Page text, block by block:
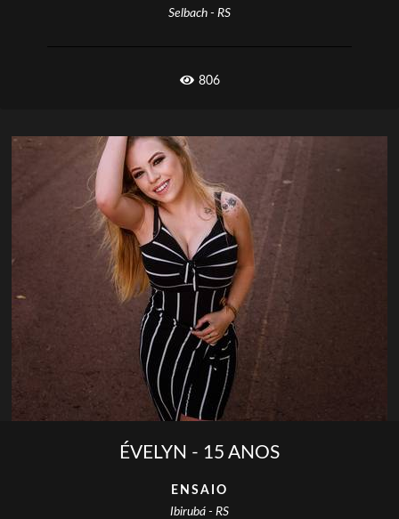
Selbach - RS
806
ÉVELYN - 15 ANOS
ENSAIO
Ibirubá - RS